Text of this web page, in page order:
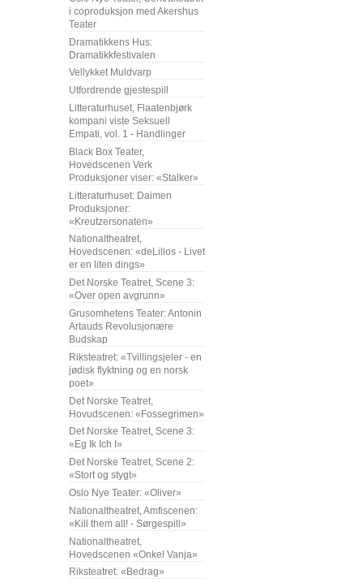
i coproduksjon med Akershus
Teater
Dramatikkens Hus:
Dramatikkfestivalen
Vellykket Muldvarp
Utfordrende gjestespill
Litteraturhuset, Flaatenbjørk
kompani viste Seksuell
Empati, vol. 1 - Handlinger
Black Box Teater,
Hovedscenen Verk
Produksjoner viser: «Stalker»
Litteraturhuset: Daimen
Produksjoner:
«Kreutzersonaten»
Nationaltheatret,
Hovedscenen: «deLillos - Livet
er en liten dings»
Det Norske Teatret, Scene 3:
«Over open avgrunn»
Grusomhetens Teater: Antonin
Artauds Revolusjonære
Budskap
Riksteatret: «Tvillingsjeler - en
jødisk flyktning og en norsk
poet»
Det Norske Teatret,
Hovudscenen: «Fossegrimen»
Det Norske Teatret, Scene 3:
«Eg Ik Ich I»
Det Norske Teatret, Scene 2:
«Stort og stygt»
Oslo Nye Teater: «Oliver»
Nationaltheatret, Amfiscenen:
«Kill them all! - Sørgespill»
Nationaltheatret,
Hovedscenen «Onkel Vanja»
Riksteatret: «Bedrag»